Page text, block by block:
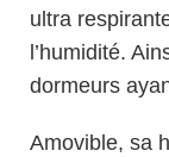
ultra
l’humidité.
dormeurs
Amovible, sa